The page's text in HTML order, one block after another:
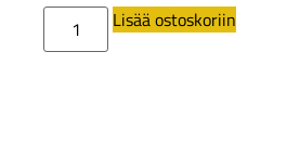
Lisää ostoskoriin